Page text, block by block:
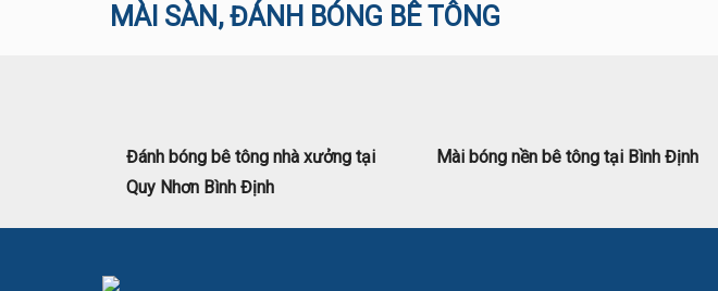
MÀI SÀN, ĐÁNH BÓNG BÊ TÔNG
Đánh bóng bê tông nhà xưởng tại
Quy Nhơn Bình Định
Mài bóng nền bê tông tại Bình Định